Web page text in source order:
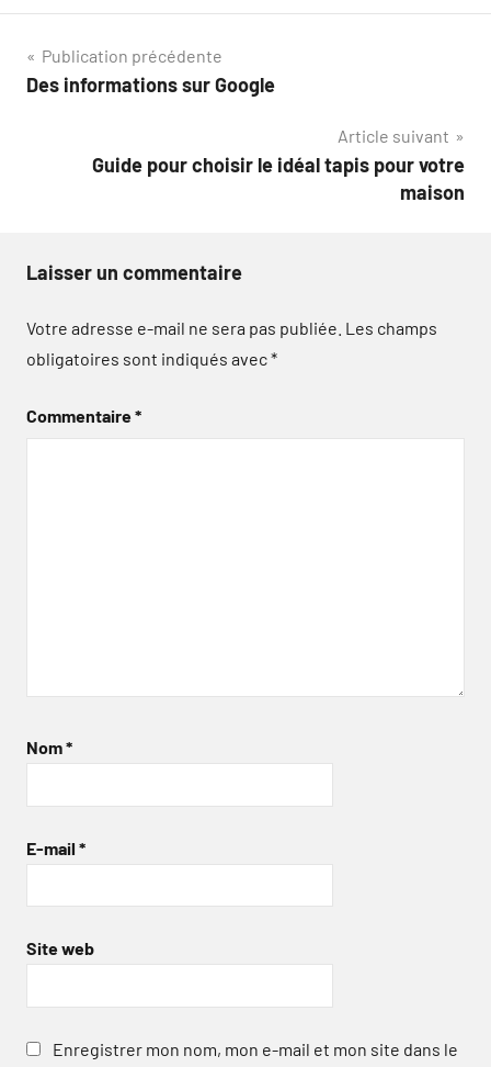
Navigation
de
Publication précédente
Des informations sur Google
Article suivant
Guide pour choisir le idéal tapis pour votre
maison
Laisser un commentaire
Votre adresse e-mail ne sera pas publiée. Les champs
obligatoires sont indiqués avec*
Commentaire*
Nom*
E-mail *
Site web
Enregistrer mon nom, mon e-mail et mon site dans le